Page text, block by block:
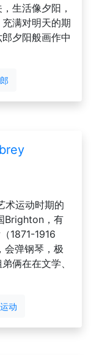
生活像夕阳，
满对明天的期
夕阳般画作中
术运动时期的
Brighton，有
1871-1916
会弹钢琴，极
俩在在文学、
动